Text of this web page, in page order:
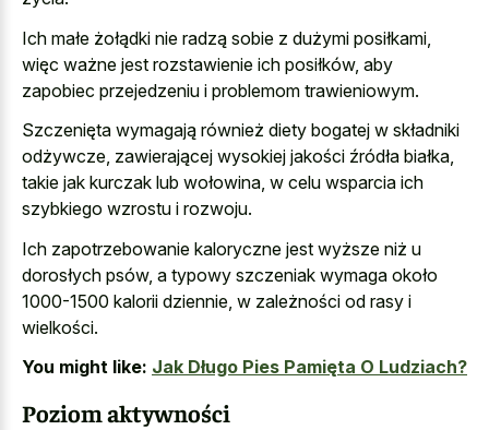
Ich małe żołądki nie radzą sobie z dużymi posiłkami,
więc ważne jest rozstawienie ich posiłków, aby
zapobiec przejedzeniu i problemom trawieniowym.
Szczenięta wymagają również diety bogatej w składniki
odżywcze, zawierającej wysokiej jakości źródła białka,
takie jak kurczak lub wołowina, w celu wsparcia ich
szybkiego wzrostu i rozwoju.
Ich zapotrzebowanie kaloryczne jest wyższe niż u
dorosłych psów, a typowy szczeniak wymaga około
1000-1500 kalorii dziennie , w zależności od rasy i
wielkości.
You might like: Jak Długo Pies Pamięta O Ludziach?
Poziom aktywności